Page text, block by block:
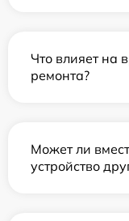
Что влияет на
ремонта?
Может ли
устройство